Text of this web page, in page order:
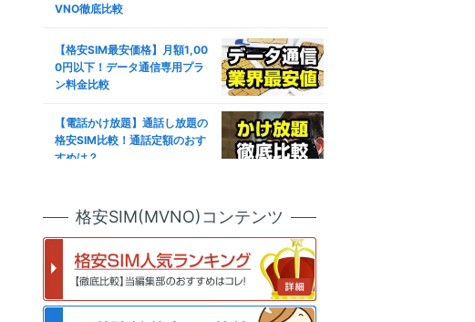
VNO徹底比較
【格安SIM最安価格】月額1,00
0円以下！データ通信専用プラ
ン料金比較
【電話かけ放題】通話し放題の
格安SIM比較！通話定額のおす
すめは？
安SIM徹底比較！失敗しない選
【口座振替/デビットカード】
クレジットカード不要の格安SI
M徹底比較
格安SIM(MVNO)コンテンツ